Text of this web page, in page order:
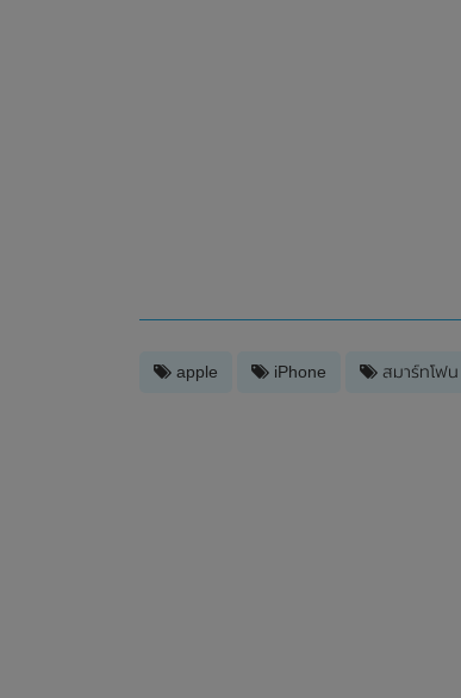
apple iPhone สมาร์ทโฟน